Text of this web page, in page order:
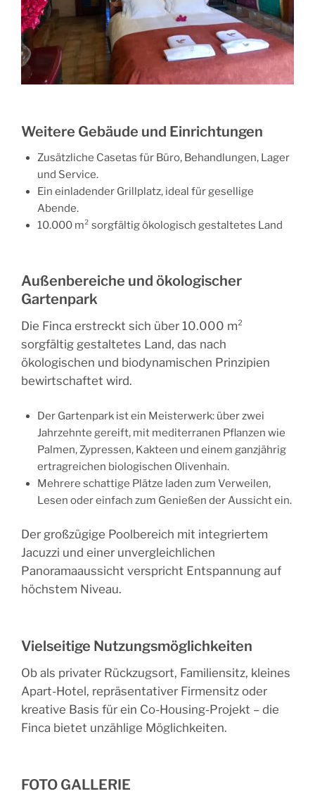
Weitere Gebäude und Einrichtungen
Zusätzliche Casetas für Büro, Behandlungen, Lager
und Service.
Ein einladender Grillplatz, ideal für gesellige
Abende.
10.000 m² sorgfältig ökologisch gestaltetes Land
Außenbereiche und ökologischer
Gartenpark
Die Finca erstreckt sich über 10.000 m²
sorgfältig gestaltetes Land, das nach
ökologischen und biodynamischen Prinzipien
bewirtschaftet wird.
Der Gartenpark ist ein Meisterwerk: über zwei
Jahrzehnte gereift, mit mediterranen Pflanzen wie
Palmen, Zypressen, Kakteen und einem ganzjährig
ertragreichen biologischen Olivenhain.
Mehrere schattige Plätze laden zum Verweilen,
Lesen oder einfach zum Genießen der Aussicht ein.
Der großzügige Poolbereich mit integriertem
Jacuzzi und einer unvergleichlichen
Panoramaaussicht verspricht Entspannung auf
höchstem Niveau.
Vielseitige Nutzungsmöglichkeiten
Ob als privater Rückzugsort, Familiensitz, kleines
Apart-Hotel, repräsentativer Firmensitz oder
kreative Basis für ein Co-Housing-Projekt – die
Finca bietet unzählige Möglichkeiten.
FOTO GALLERIE